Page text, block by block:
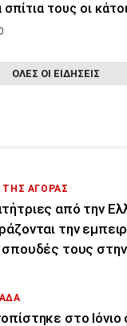
σπίτια τους οι
ΟΛΕΣ ΟΙ ΕΙΔΗΣΕΙΣ
ΤΗΣ ΑΓΟΡΑΣ
από την
την
σπουδές τους
στο